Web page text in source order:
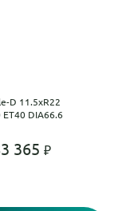
D 11.5xR22
ET40 DIA66.6
365